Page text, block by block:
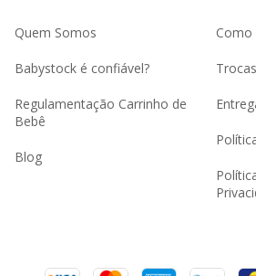
Quem Somos
Babystock é confiável?
Regulamentação Carrinho de
Bebê
Blog
Como